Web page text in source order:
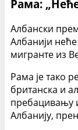
Рама:
Албански
Албанији
мигранте из
Рама је тако
британска и
пребацивању
Албанију,